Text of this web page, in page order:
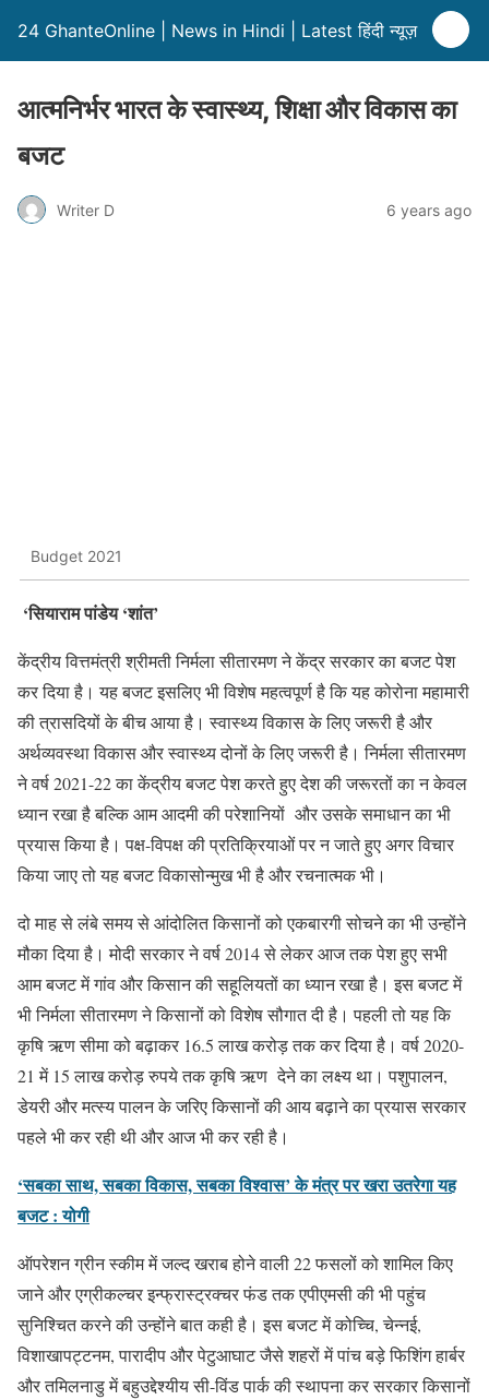
24 GhanteOnline | News in Hindi | Latest हिंदी न्यूज़
आत्मनिर्भर भारत के स्वास्थ्य, शिक्षा और विकास का
बजट
Writer D 6 years ago
Budget 2021
‘सियाराम पांडेय ‘शांत’
केंद्रीय वित्तमंत्री श्रीमती निर्मला सीतारमण ने केंद्र सरकार का बजट पेश
कर दिया है। यह बजट इसलिए भी विशेष महत्वपूर्ण है कि यह कोरोना महामारी
की त्रासदियों के बीच आया है। स्वास्थ्य विकास के लिए जरूरी है और
अर्थव्यवस्था विकास और स्वास्थ्य दोनों के लिए जरूरी है। निर्मला सीतारमण
ने वर्ष 2021-22 का केंद्रीय बजट पेश करते हुए देश की जरूरतों का न केवल
ध्यान रखा है बल्कि आम आदमी की परेशानियों और उसके समाधान का भी
प्रयास किया है। पक्ष-विपक्ष की प्रतिक्रियाओं पर न जाते हुए अगर विचार
किया जाए तो यह बजट विकासोन्मुख भी है और रचनात्मक भी।
दो माह से लंबे समय से आंदोलित किसानों को एकबारगी सोचने का भी उन्होंने
मौका दिया है। मोदी सरकार ने वर्ष 2014 से लेकर आज तक पेश हुए सभी
आम बजट में गांव और किसान की सहूलियतों का ध्यान रखा है। इस बजट में
भी निर्मला सीतारमण ने किसानों को विशेष सौगात दी है। पहली तो यह कि
कृषि ऋण सीमा को बढ़ाकर 16.5 लाख करोड़ तक कर दिया है। वर्ष 2020-
21 में 15 लाख करोड़ रुपये तक कृषि ऋण देने का लक्ष्य था। पशुपालन,
डेयरी और मत्स्य पालन के जरिए किसानों की आय बढ़ाने का प्रयास सरकार
पहले भी कर रही थी और आज भी कर रही है।
‘सबका साथ, सबका विकास, सबका विश्वास’ के मंत्र पर खरा उतरेगा यह
बजट : योगी
ऑपरेशन ग्रीन स्कीम में जल्द खराब होने वाली 22 फसलों को शामिल किए
जाने और एग्रीकल्चर इन्फ्रास्ट्रक्चर फंड तक एपीएमसी की भी पहुंच
सुनिश्चित करने की उन्होंने बात कही है। इस बजट में कोच्चि, चेन्नई,
विशाखापट्टनम, पारादीप और पेटुआघाट जैसे शहरों में पांच बड़े फिशिंग हार्बर
और तमिलनाडु में बहुउद्देश्यीय सी-विंड पार्क की स्थापना कर सरकार किसानों